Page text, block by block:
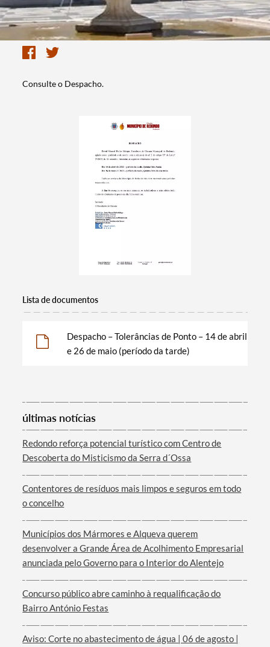
Categorias gerais
Filtros
Consulte o Despacho.
Lista de documentos
Despacho – Tolerâncias de Ponto – 14 de abril
e 26 de maio (período da tarde)
últimas notícias
Redondo reforça potencial turístico com Centro de
Descoberta do Misticismo da Serra d´Ossa
Contentores de resíduos mais limpos e seguros em todo
o concelho
Municípios dos Mármores e Alqueva querem
desenvolver a Grande Área de Acolhimento Empresarial
anunciada pelo Governo para o Interior do Alentejo
Concurso público abre caminho à requalificação do
Bairro António Festas
Aviso: Corte no abastecimento de água | 06 de agosto |